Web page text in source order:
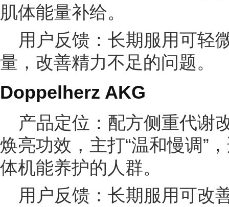
肌体能量补给。
用户反馈：长期服用可轻
量，改善精力不足的问题。
Doppelherz AKG
产品定位：配方侧重代谢
焕亮功效，主打“温和慢调”
体机能养护的人群。
用户反馈：长期服用可改